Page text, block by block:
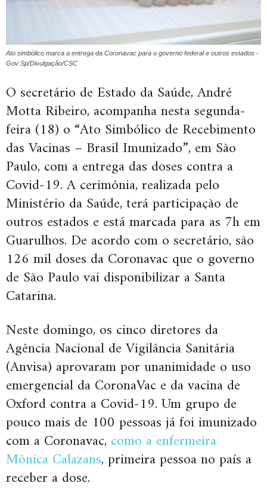
Ato simbólico marca a entrega da Coronavac para o governo federal e outros estados -
Gov Sp/Divulgação/CSC
O secretário de Estado da Saúde, André
Motta Ribeiro, acompanha nesta segunda-
feira (18) o “Ato Simbólico de Recebimento
das Vacinas – Brasil Imunizado”, em São
Paulo, com a entrega das doses contra a
Covid-19. A cerimônia, realizada pelo
Ministério da Saúde, terá participação de
outros estados e está marcada para as 7h em
Guarulhos. De acordo com o secretário, são
126 mil doses da Coronavac que o governo
de São Paulo vai disponibilizar a Santa
Catarina.
Neste domingo, os cinco diretores da
Agência Nacional de Vigilância Sanitária
(Anvisa) aprovaram por unanimidade o uso
emergencial da CoronaVac e da vacina de
Oxford contra a Covid-19. Um grupo de
pouco mais de 100 pessoas já foi imunizado
com a Coronavac, como a enfermeira
Mônica Calazans, primeira pessoa no país a
receber a dose.